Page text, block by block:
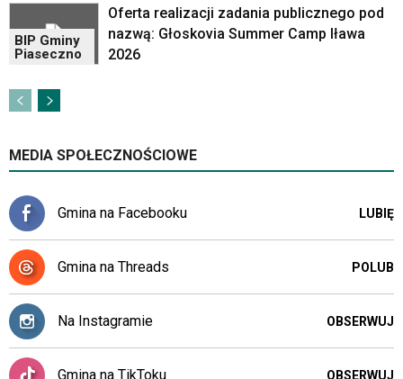
obsługiwane
są
strzałek
im
klawiaturowych
w
czytniku
oraz
mogą
być
wyposażone
w
dedykowane
skróty
BIP Gminy
Piaseczno
Oferta realizacji zadania publicznego pod
nazwą: Głoskovia Summer Camp Iława
2026
MEDIA SPOŁECZNOŚCIOWE
Gmina na Facebooku LUBIĘ
Gmina na Threads POLUB
Na Instagramie OBSERWUJ
Gmina na TikToku OBSERWUJ